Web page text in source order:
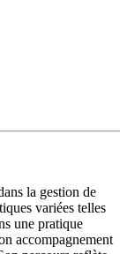
la gestion de
variées telles
une pratique
accompagnement